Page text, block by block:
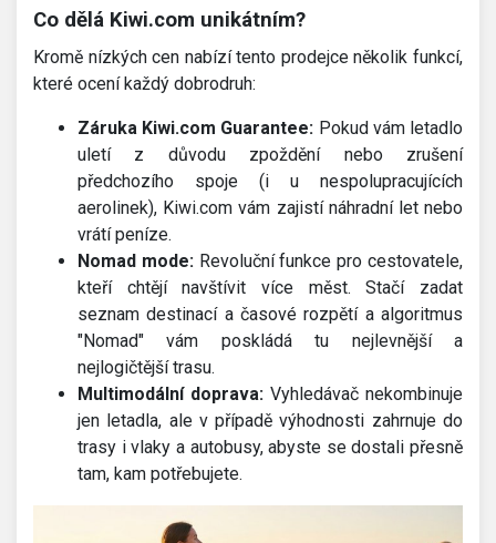
Co dělá Kiwi.com unikátním?
Kromě nízkých cen nabízí tento prodejce několik funkcí,
které ocení každý dobrodruh:
Záruka Kiwi.com Guarantee: Pokud vám letadlo
uletí z důvodu zpoždění nebo zrušení
předchozího spoje (i u nespolupracujících
aerolinek), Kiwi.com vám zajistí náhradní let nebo
vrátí peníze.
Nomad mode:Revoluční funkce pro cestovatele,
kteří chtějí navštívit více měst. Stačí zadat
seznam destinací a časové rozpětí a algoritmus
"Nomad" vám poskládá tu nejlevnější a
nejlogičtější trasu.
Multimodální doprava: Vyhledávač nekombinuje
jen letadla, ale v případě výhodnosti zahrnuje do
trasy i vlaky a autobusy, abyste se dostali přesně
tam, kam potřebujete.